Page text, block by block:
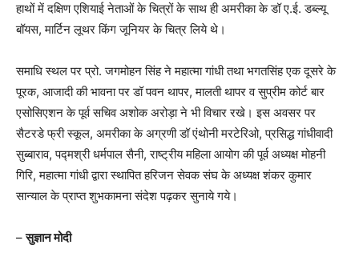
हाथों में दक्षिण एशियाई नेताओं के चित्रों के साथ ही अमरीका के डॉ ए.ई. डब्ल्यू
बॉयस,मार्टिन लूथर किंग जूनियर के चित्र लिये थे।
समाधि स्थल पर प्रो. जगमोहन सिंह ने महात्मा गांधी तथा भगतसिंह एक दूसरे के
पूरक, आजादी की भावना पर डॉ पवन थापर, मालती थापर व सुप्रीम कोर्ट बार
एसोसिएशन के पूर्व सचिव अशोक अरोड़ा ने भी विचार रखे। इस अवसर पर
सैटरडे फ्री स्कूल, अमरीका के अग्रणीडॉ एंथोनी मरटेरिओ,प्रसिद्ध गांधीवादी
सुब्बाराव,पद्मश्री धर्मपाल सैनी,राष्ट्रीय महिला आयोग की पूर्व अध्यक्ष मोहनी
गिरि,महात्मा गांधी द्वारा स्थापित हरिजन सेवक संघ के अध्यक्ष शंकर कुमार
सान्याल के प्राप्त शुभकामना संदेश पढ़कर सुनाये गये।
–सुज्ञान मोदी